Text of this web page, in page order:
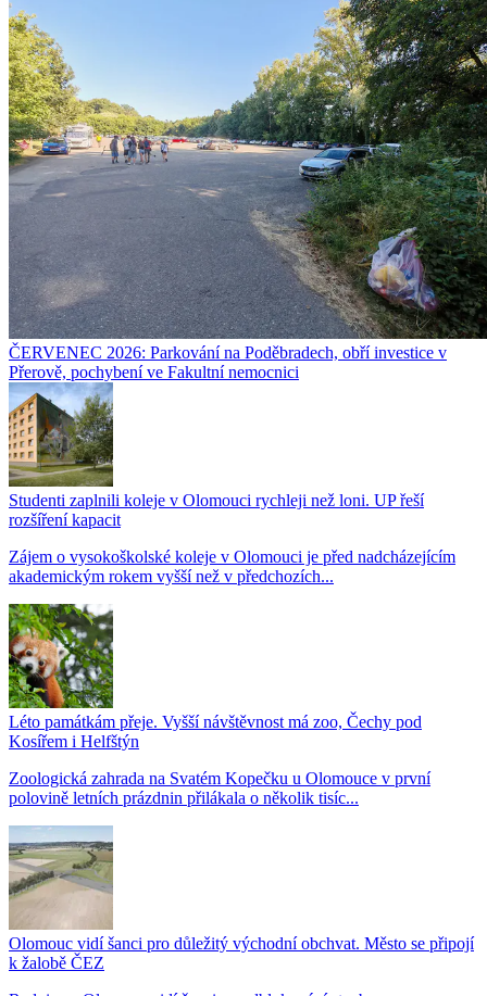
ČERVENEC 2026: Parkování na Poděbradech, obří investice v
Přerově, pochybení ve Fakultní nemocnici
Studenti zaplnili koleje v Olomouci rychleji než loni. UP řeší
rozšíření kapacit
Zájem o vysokoškolské koleje v Olomouci je před nadcházejícím
akademickým rokem vyšší než v předchozích...
Léto památkám přeje. Vyšší návštěvnost má zoo, Čechy pod
Kosířem i Helfštýn
Zoologická zahrada na Svatém Kopečku u Olomouce v první
polovině letních prázdnin přilákala o několik tisíc...
Olomouc vidí šanci pro důležitý východní obchvat. Město se připojí
k žalobě ČEZ